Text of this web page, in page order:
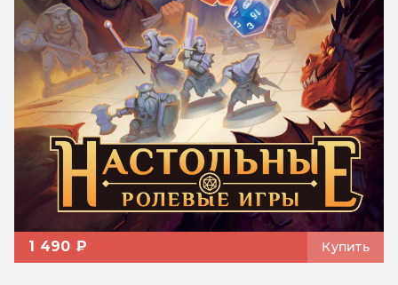
1 490 ₽ Купить